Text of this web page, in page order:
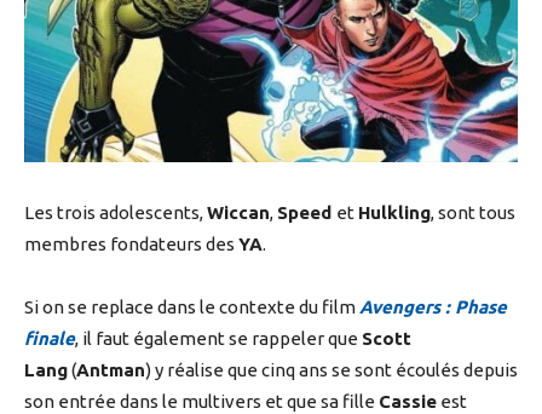
Les trois adolescents,Wiccan, Speed et Hulkling, sont tous
membres fondateurs des YA.
Si on se replace dans le contexte du film Avengers : Phase
finale, il faut également se rappeler que Scott
Lang(Antman) y réalise que cinq ans se sont écoulés depuis
son entrée dans le multivers et que sa fille Cassie est